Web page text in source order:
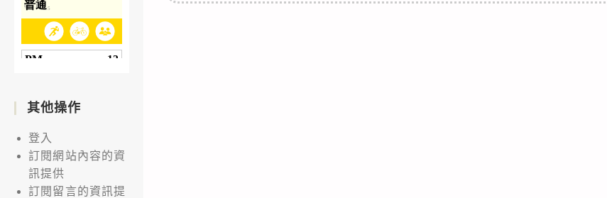
其他操作
登入
訂閱網站內容的資
訊提供
訂閱留言的資訊提